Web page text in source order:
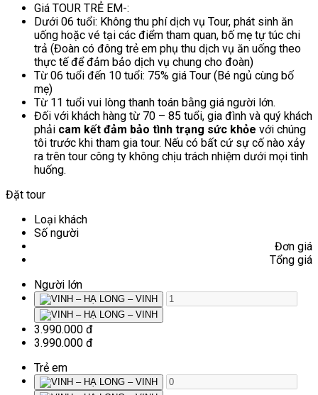
Giá TOUR TRẺ EM-:
Dưới 06 tuổi: Không thu phí dịch vụ Tour, phát sinh ăn
uống hoặc vé tại các điểm tham quan, bố mẹ tự túc chi
trả (Đoàn có đông trẻ em phụ thu dịch vụ ăn uống theo
thực tế để đảm bảo dịch vụ chung cho đoàn)
Từ 06 tuổi đến 10 tuổi: 75% giá Tour (Bé ngủ cùng bố
mẹ)
Từ 11 tuổi vui lòng thanh toán bằng giá người lớn.
Đối với khách hàng từ 70 – 85 tuổi, gia đình và quý khách
phải cam kết đảm bảo tình trạng sức khỏe với chúng
tôi trước khi tham gia tour. Nếu có bất cứ sự cố nào xảy
ra trên tour công ty không chịu trách nhiệm dưới mọi tình
huống.
Đặt tour
Loại khách
Số người
Đơn giá
Tổng giá
Người lớn
3.990.000 đ
3.990.000 đ
Trẻ em